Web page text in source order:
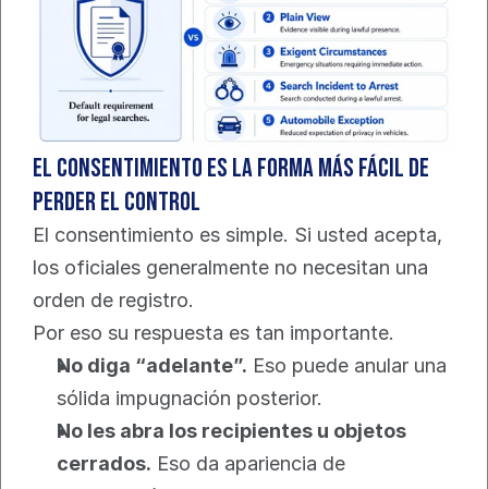
El consentimiento es la forma más fácil de
perder el control
El consentimiento es simple. Si usted acepta,
los oficiales generalmente no necesitan una
orden de registro.
Por eso su respuesta es tan importante.
No diga “adelante”. Eso puede anular una
sólida impugnación posterior.
No les abra los recipientes u objetos
cerrados. Eso da apariencia de